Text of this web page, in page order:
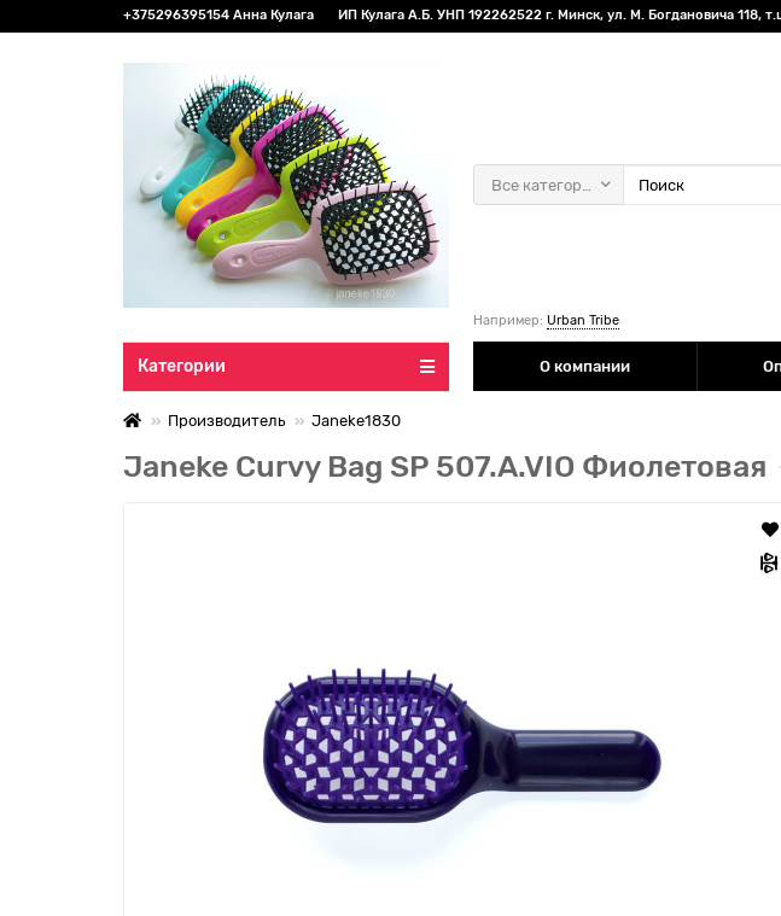
+375296395154 Анна Кулага ИП Кулага А.Б. УНП 192262522 г. Минск, ул. М. Богдановича 118,
Все категории
Например: Urban Tribe
Категории О компании
Производитель Janeke1830
Janeke Curvy Bag SP 507.A.VIO Фиолетовая